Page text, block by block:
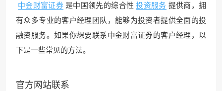
中金财富证券 是中国领先的综合性 投资服务 提供商，拥
有众多专业的客户经理团队，能够为投资者提供全面的投
融资服务。如果你想要联系中金财富证券的客户经理，以
下是一些常见的方法。
官方网站联系